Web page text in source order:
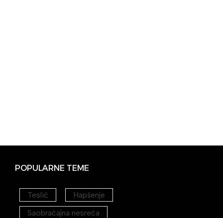
POPULARNE TEME
Teslić
Hapšenje
Saobraćajna nesreća